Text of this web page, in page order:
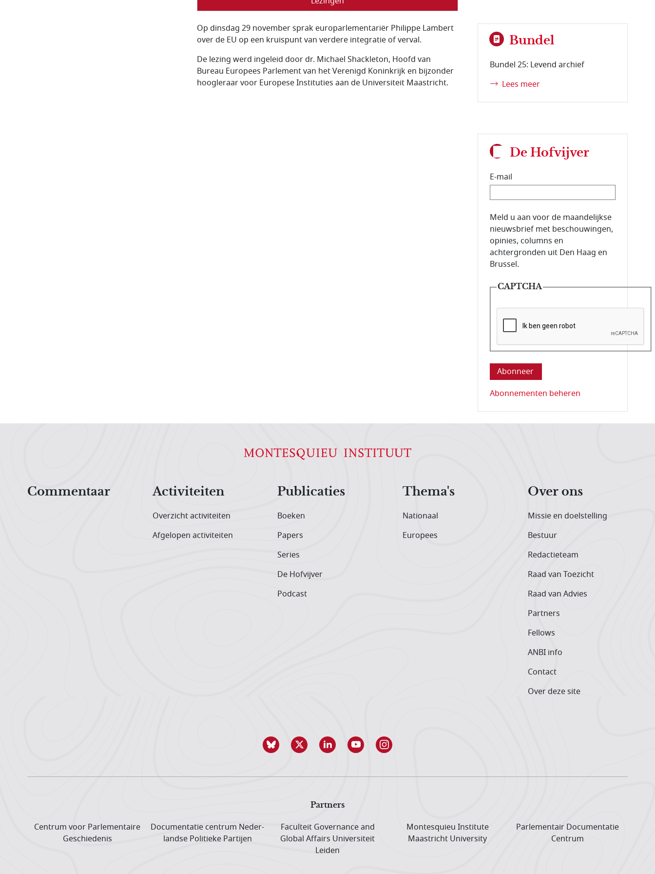
Op dinsdag 29 november sprak europarlementariër Philippe Lambert
over de EU op een kruispunt van verdere integratie of verval.
De lezing werd ingeleid door dr. Michael Shackleton, Hoofd van
Bureau Europees Parlement van het Verenigd Koninkrijk en bijzonder
hoogleraar voor Europese Instituties aan de Universiteit Maastricht.
Bundel
Bundel 25: Levend archief
Lees meer
De Hofvijver
E-mail
E-mailadres van de abonnee.
Meld u aan voor de maandelijkse
nieuwsbrief met beschouwingen,
opinies, columns en
achtergronden uit Den Haag en
Brussel.
CAPTCHA
Deze vraag is om te controleren dat u
Abonnementen beheren
Commentaar
Activiteiten
Overzicht activiteiten
Afgelopen activiteiten
Publicaties
Boeken
Papers
Series
De Hofvijver
Podcast
Thema's
Nationaal
Europees
Over ons
Missie en doelstelling
Bestuur
Redactieteam
Raad van Toezicht
Raad van Advies
Partners
Fellows
ANBI info
Contact
Over deze site
Partners
Centrum voor Parlementaire
Geschiedenis
Documentatie centrum Neder­
landse Politieke Partijen
Faculteit Governance and
Global Affairs Universiteit
Leiden
Montesquieu Institute
Maastricht University
Parlementair Documentatie
Centrum